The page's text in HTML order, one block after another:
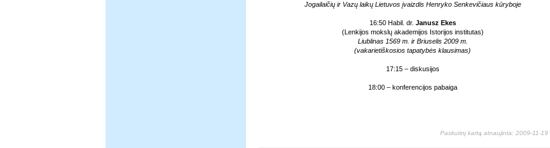
Jogailaičių ir Vazų laikų Lietuvos įvaizdis Henryko Senkevičiaus kūryboje
16:50 Habil. dr. Janusz Ekes
(Lenkijos mokslų akademijos Istorijos institutas)
Liublinas 1569 m. ir Briuselis 2009 m.
(vakarietiškosios tapatybės klausimas)
17:15 – diskusijos
18:00 – konferencijos pabaiga
Paskutinį kartą atnaujinta: 2009-11-19